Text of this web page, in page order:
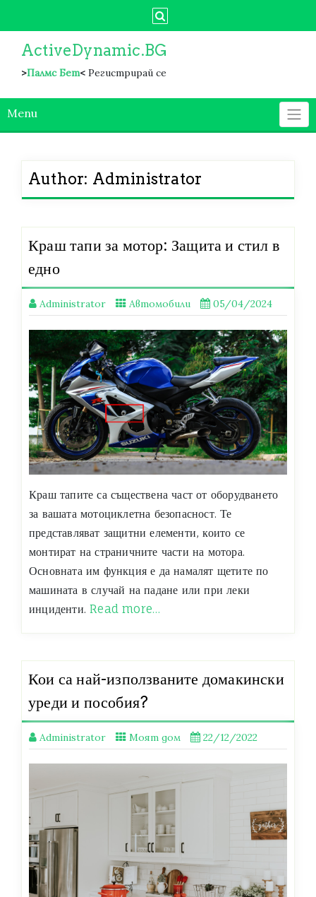
ActiveDynamic.BG
>Палмс Бет< Регистрирай се
Menu
Author: Administrator
Краш тапи за мотор: Защита и стил в
едно
Administrator Автомобили 05/04/2024
Краш тапите са съществена част от оборудването
за вашата мотоциклетна безопасност. Те
представляват защитни елементи, които се
монтират на страничните части на мотора.
Основната им функция е да намалят щетите по
машината в случай на падане или при леки
инциденти.Read more…
Кои са най-използваните домакински
уреди и пособия?
Administrator Моят дом 22/12/2022